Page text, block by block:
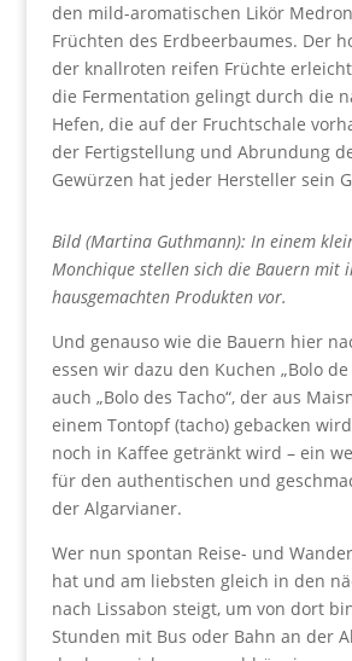
den mild-aromatischen Likör
Früchten des Erdbeerbaumes. Der
der knallroten reifen Früchte
die Fermentation gelingt durch die
Hefen, die auf der Fruchtschale
der Fertigstellung und Abrundung
Gewürzen hat jeder Hersteller sein
Bild (Martina Guthmann): In einem
Monchique stellen sich die Bauern mit
hausgemachten Produkten vor.
Und genauso wie die Bauern hier
essen wir dazu den Kuchen „Bolo
auch „Bolo des Tacho“, der aus
einem Tontopf (tacho) gebacken
noch in Kaffee getränkt wird – ein
für den authentischen und
der Algarvianer.
Wer nun spontan Reise- und
hat und am liebsten gleich in den
nach Lissabon steigt, um von dort
Stunden mit Bus oder Bahn an der